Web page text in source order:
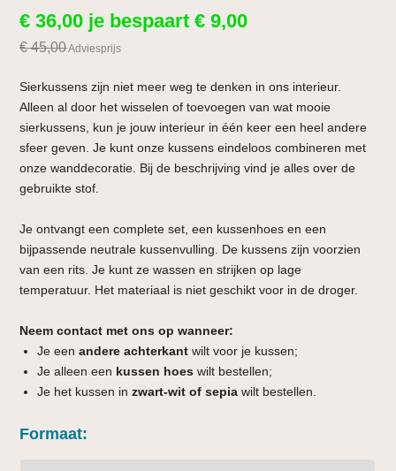
€ 36,00 je bespaart€ 9,00
€45,00Adviesprijs
Sierkussens zijn niet meer weg te denken in ons interieur.
Alleen al door het wisselen of toevoegen van wat mooie
sierkussens, kun je jouw interieur in één keer een heel andere
sfeer geven. Je kunt onze kussens eindeloos combineren met
onze wanddecoratie. Bij de beschrijving vind je alles over de
gebruikte stof.
Je ontvangt een complete set, een kussenhoes en een
bijpassende neutrale kussenvulling. De kussens zijn voorzien
van een rits. Je kunt ze wassen en strijken op lage
temperatuur. Het materiaal is niet geschikt voor in de droger.
Neem contact met ons op wanneer:
Je eenandere achterkant wilt voor je kussen;
Je alleen een kussen hoes wilt bestellen;
Je het kussen inzwart-wit of sepia wilt bestellen.
Formaat